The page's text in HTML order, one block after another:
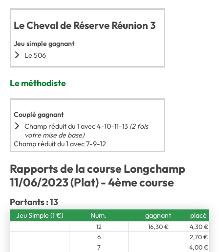
Le Cheval de Réserve Réunion 3
Jeu simple gagnant
Le 506
Le méthodiste
Couplé gagnant
Champ réduit du 1 avec 4-10-11-13 (2 fois
votre mise de base)
Champ réduit du 1 avec 7-9-12
Rapports de la course Longchamp
11/06/2023 (Plat) - 4ème course
Partants : 13
Jeu Simple (1 €) Num. gagnant placé
12 16,30 €
4,30 €
6
2,70 €
7
4,00 €